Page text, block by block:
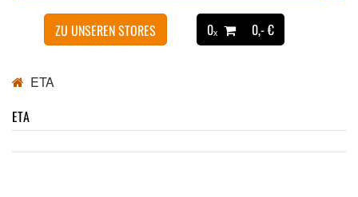
ZU UNSEREN STORES 0ₓ 0,- €
ETA
ETA